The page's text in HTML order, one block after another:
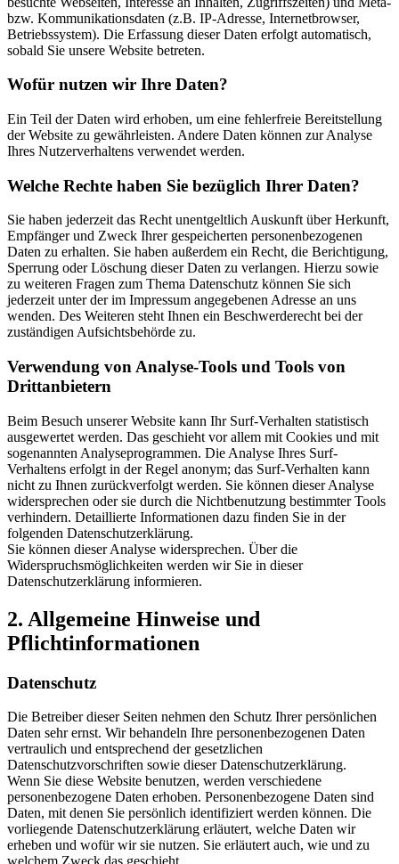
bzw. Kommunikationsdaten (z.B. IP-Adresse, Internetbrowser,
Betriebssystem). Die Erfassung dieser Daten erfolgt automatisch,
sobald Sie unsere Website betreten.
Wofür nutzen wir Ihre Daten?
Ein Teil der Daten wird erhoben, um eine fehlerfreie Bereitstellung
der Website zu gewährleisten. Andere Daten können zur Analyse
Ihres Nutzerverhaltens verwendet werden.
Welche Rechte haben Sie bezüglich Ihrer Daten?
Sie haben jederzeit das Recht unentgeltlich Auskunft über Herkunft,
Empfänger und Zweck Ihrer gespeicherten personenbezogenen
Daten zu erhalten. Sie haben außerdem ein Recht, die Berichtigung,
Sperrung oder Löschung dieser Daten zu verlangen. Hierzu sowie
zu weiteren Fragen zum Thema Datenschutz können Sie sich
jederzeit unter der im Impressum angegebenen Adresse an uns
wenden. Des Weiteren steht Ihnen ein Beschwerderecht bei der
zuständigen Aufsichtsbehörde zu.
Verwendung von Analyse-Tools und Tools von
Drittanbietern
Beim Besuch unserer Website kann Ihr Surf-Verhalten statistisch
ausgewertet werden. Das geschieht vor allem mit Cookies und mit
sogenannten Analyseprogrammen. Die Analyse Ihres Surf-
Verhaltens erfolgt in der Regel anonym; das Surf-Verhalten kann
nicht zu Ihnen zurückverfolgt werden. Sie können dieser Analyse
widersprechen oder sie durch die Nichtbenutzung bestimmter Tools
verhindern. Detaillierte Informationen dazu finden Sie in der
folgenden Datenschutzerklärung.
Sie können dieser Analyse widersprechen. Über die
Widerspruchsmöglichkeiten werden wir Sie in dieser
Datenschutzerklärung informieren.
2. Allgemeine Hinweise und
Pflichtinformationen
Datenschutz
Die Betreiber dieser Seiten nehmen den Schutz Ihrer persönlichen
Daten sehr ernst. Wir behandeln Ihre personenbezogenen Daten
vertraulich und entsprechend der gesetzlichen
Datenschutzvorschriften sowie dieser Datenschutzerklärung.
Wenn Sie diese Website benutzen, werden verschiedene
personenbezogene Daten erhoben. Personenbezogene Daten sind
Daten, mit denen Sie persönlich identifiziert werden können. Die
vorliegende Datenschutzerklärung erläutert, welche Daten wir
erheben und wofür wir sie nutzen. Sie erläutert auch, wie und zu